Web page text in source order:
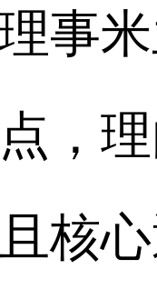
事
，
核